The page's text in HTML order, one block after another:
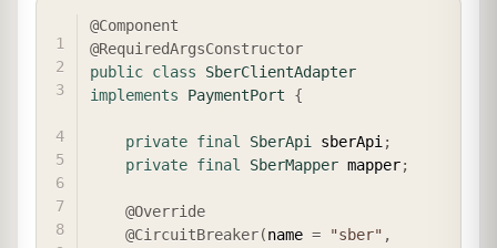
@Component
@RequiredArgsConstructor
public class
SberClientAdapter
implements
PaymentPort {
private final SberApi sberApi ;
private final SberMapper mapper;
@Override
@CircuitBreaker(name = "sber" ,